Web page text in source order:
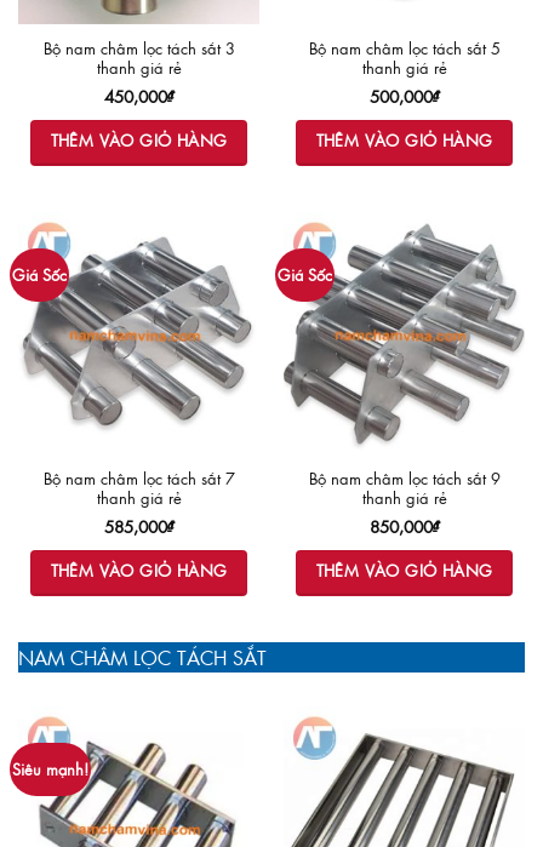
Bộ nam châm lọc tách sắt 3
thanh giá rẻ
450,000₫
THÊM VÀO GIỎ HÀNG
Bộ nam châm lọc tách sắt 5
thanh giá rẻ
500,000₫
THÊM VÀO GIỎ HÀNG
Giá Sốc
Bộ nam châm lọc tách sắt 7
thanh giá rẻ
585,000₫
THÊM VÀO GIỎ HÀNG
Giá Sốc
Bộ nam châm lọc tách sắt 9
thanh giá rẻ
850,000₫
THÊM VÀO GIỎ HÀNG
NAM CHÂM LỌC TÁCH SẮT
Siêu mạnh!